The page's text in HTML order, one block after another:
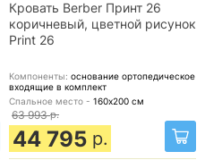
Кровать Berber Принт 26
коричневый, цветной рисунок
Print 26
Компоненты: основание ортопедическое
входящие в комплект
Спальное место - 160х200 см
63 993 р.
44 795 р.